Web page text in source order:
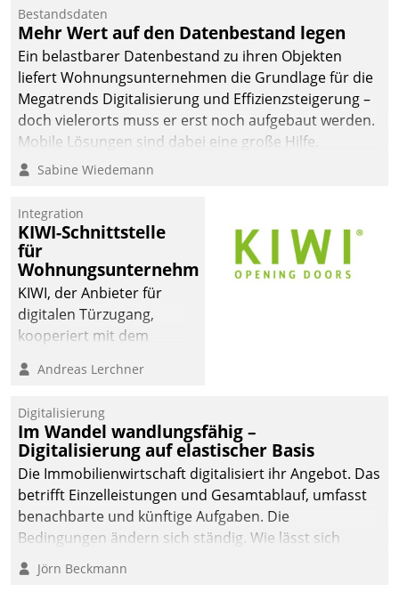
Bestandsdaten
Mehr Wert auf den Datenbestand legen
Ein belastbarer Datenbestand zu ihren Objekten
liefert Wohnungsunternehmen die Grundlage für die
Megatrends Digitalisierung und Effizienzsteigerung –
doch vielerorts muss er erst noch aufgebaut werden.
Mobile Lösungen sind dabei eine große Hilfe.
Sabine Wiedemann
Integration
KIWI-Schnittstelle
für
Wohnungsunternehmen
KIWI, der Anbieter für
digitalen Türzugang,
kooperiert mit dem
Softwareentwicklungshaus
Andreas Lerchner
Digitalisierung
Im Wandel wandlungsfähig –
Digitalisierung auf elastischer Basis
Die Immobilienwirtschaft digitalisiert ihr Angebot. Das
betrifft Einzelleistungen und Gesamtablauf, umfasst
benachbarte und künftige Aufgaben. Die
Bedingungen ändern sich ständig. Wie lässt sich
technisch die Kontrolle wahren und zugleich Freiraum
fürs Wachsen öffnen?
Jörn Beckmann